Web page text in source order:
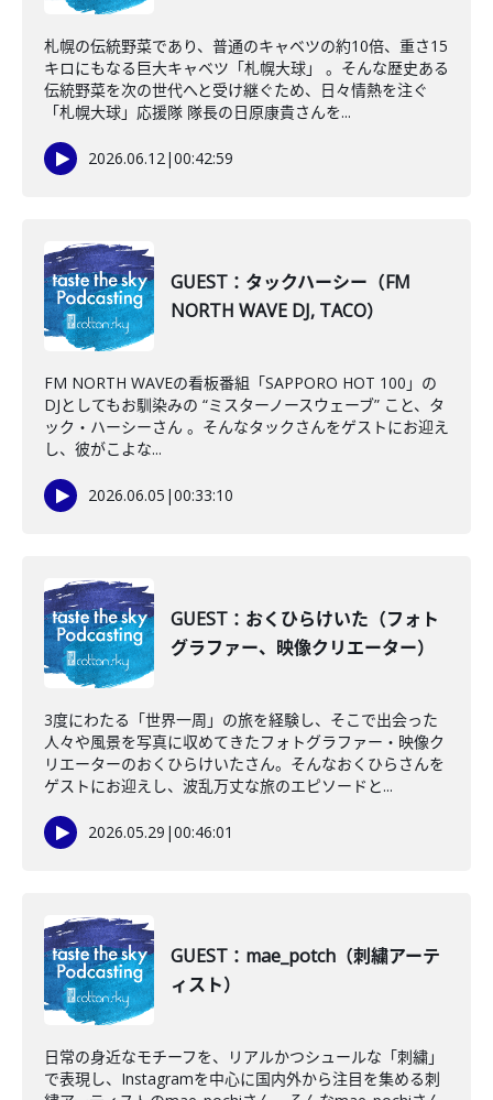
札幌の伝統野菜であり、普通のキャベツの約10倍、重さ15
キロにもなる巨大キャベツ「札幌大球」 。そんな歴史ある
伝統野菜を次の世代へと受け継ぐため、日々情熱を注ぐ
「札幌大球」応援隊 隊長の日原康貴さんを...
2026.06.12|00:42:59
GUEST：タックハーシー（FM
NORTH WAVE DJ, TACO）
FM NORTH WAVEの看板番組「SAPPORO HOT 100」の
DJとしてもお馴染みの “ミスターノースウェーブ” こと、タ
ック・ハーシーさん 。そんなタックさんをゲストにお迎え
し、彼がこよな...
2026.06.05 |00:33:10
GUEST：おくひらけいた（フォト
グラファー、映像クリエーター）
3度にわたる「世界一周」の旅を経験し、そこで出会った
人々や風景を写真に収めてきたフォトグラファー・映像ク
リエーターのおくひらけいたさん。そんなおくひらさんを
ゲストにお迎えし、波乱万丈な旅のエピソードと...
2026.05.29 |00:46:01
GUEST：mae_potch（刺繍アーテ
ィスト）
日常の身近なモチーフを、リアルかつシュールな「刺繍」
で表現し、Instagramを中心に国内外から注目を集める刺